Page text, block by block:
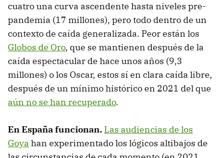
cuatro una curva ascendente hasta niveles pre-
pandemia (17 millones), pero todo dentro de un
contexto de caída generalizada. Peor están los
Globos de Oro, que se mantienen después de la
caída espectacular de hace unos años (9,3
millones) o los Oscar, estos sí en clara caída libre,
después de un mínimo histórico en 2021 del que
aún no se han recuperado.
En España funcionan. Las audiencias de los
Goya han experimentado los lógicos altibajos de